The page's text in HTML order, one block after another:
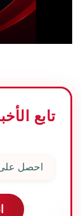
تابع
احصل على